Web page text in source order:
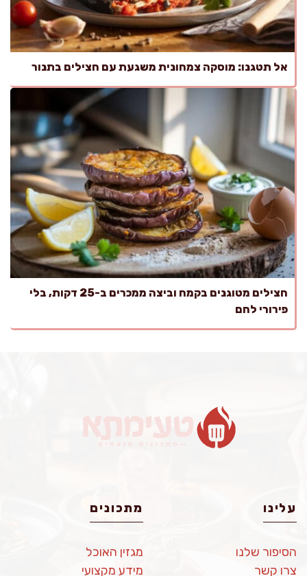
אל תטגנו: מוסקה צמחונית משגעת עם חצילים בתנור
חצילים מטוגנים בקמח וביצה ממכרים ב-25 דקות, בלי
פירורי לחם
עלינו
הסיפור שלנו
צרו קשר
מתכונים
מגזין האוכל
מידע מקצועי